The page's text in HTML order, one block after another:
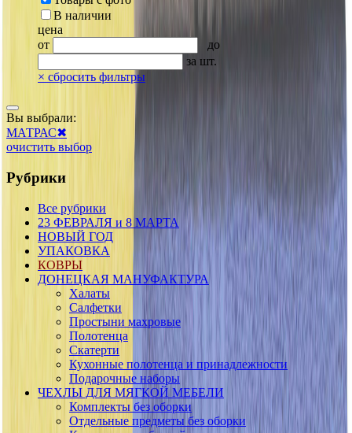
В наличии
цена
от
до
за шт.
× сбросить фильтры
Вы выбрали:
МАТРАС✖
очистить выбор
Рубрики
Все рубрики
23 ФЕВРАЛЯ и 8 МАРТА
НОВЫЙ ГОД
УПАКОВКА
КОВРЫ
ДОНЕЦКАЯ МАНУФАКТУРА
Халаты
Салфетки
Простыни махровые
Полотенца
Скатерти
Кухонные полотенца и принадлежности
Подарочные наборы
ЧЕХЛЫ ДЛЯ МЯГКОЙ МЕБЕЛИ
Комплекты без оборки
Отдельные предметы без оборки